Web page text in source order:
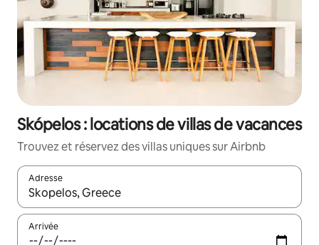
Skópelos : locations de villas de vacances
Trouvez et réservez des villas uniques sur Airbnb
Adresse
Lorsque les résultats s'affichent, utilisez les flèches vers le
Arrivée